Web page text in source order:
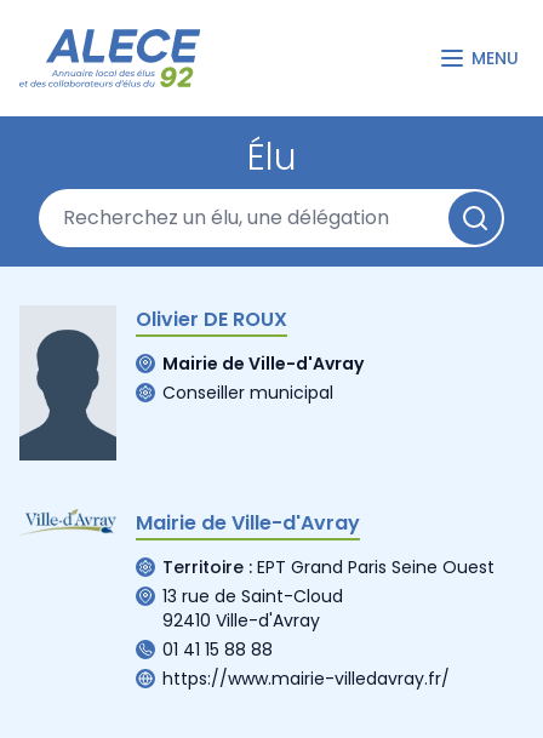
MENU
Élu
Olivier DE ROUX
Mairie de Ville-d'Avray
Conseiller municipal
Mairie de Ville-d'Avray
Territoire : EPT Grand Paris Seine Ouest
13 rue de Saint-Cloud
92410 Ville-d'Avray
01 41 15 88 88
https://www.mairie-villedavray.fr/